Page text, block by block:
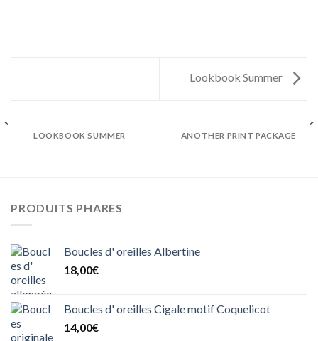
Lookbook Summer
LOOKBOOK SUMMER ANOTHER PRINT PACKAGE
PRODUITS PHARES
Boucles d' oreilles Albertine
18,00€
Boucles d' oreilles Cigale motif Coquelicot
14,00€